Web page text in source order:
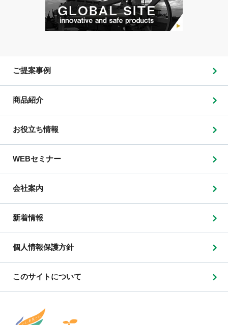
ご提案事例
商品紹介
お役立ち情報
WEBセミナー
会社案内
新着情報
個人情報保護方針
このサイトについて